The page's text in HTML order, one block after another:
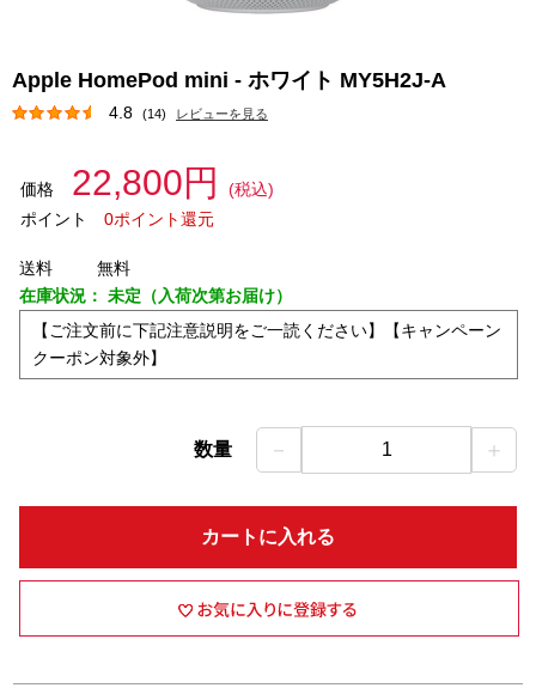
Apple HomePod mini - ホワイト MY5H2J-A
4.8 (14) レビューを見る
価格 22,800円
(税込)
ポイント
0ポイント還元
送料
無料
在庫状況： 未定（入荷次第お届け）
【ご注文前に下記注意説明をご一読ください】【キャンペーン
クーポン対象外】
数量 － 1 ＋
カートに入れる